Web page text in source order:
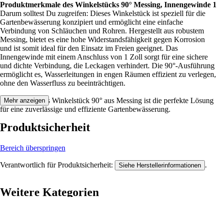
Produktmerkmale des Winkelstücks 90° Messing, Innengewinde 1
Darum solltest Du zugreifen: Dieses Winkelstück ist speziell für die
Gartenbewässerung konzipiert und ermöglicht eine einfache
Verbindung von Schläuchen und Rohren. Hergestellt aus robustem
Messing, bietet es eine hohe Widerstandsfähigkeit gegen Korrosion
und ist somit ideal für den Einsatz im Freien geeignet. Das
Innengewinde mit einem Anschluss von 1 Zoll sorgt für eine sichere
und dichte Verbindung, die Leckagen verhindert. Die 90°-Ausführung
ermöglicht es, Wasserleitungen in engen Räumen effizient zu verlegen,
ohne den Wasserfluss zu beeinträchtigen.
Festgezurrt: Das Winkelstück 90° aus Messing ist die perfekte Lösung
für eine zuverlässige und effiziente Gartenbewässerung.
Mehr anzeigen
Produktsicherheit
Bereich überspringen
Verantwortlich für Produktsicherheit: Siehe Herstellerinformationen .
Weitere Kategorien